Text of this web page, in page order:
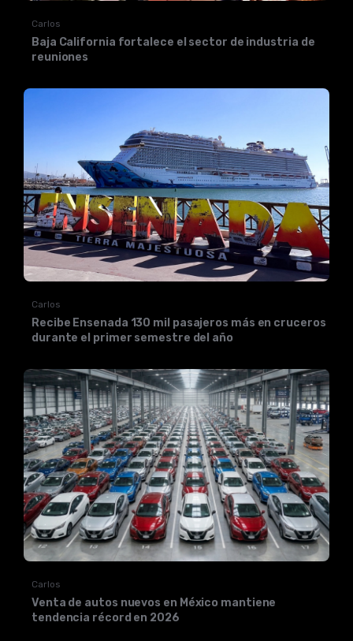
Carlos
Baja California fortalece el sector de industria de
reuniones
Carlos
Recibe Ensenada 130 mil pasajeros más en cruceros
durante el primer semestre del año
Carlos
Venta de autos nuevos en México mantiene
tendencia récord en 2026